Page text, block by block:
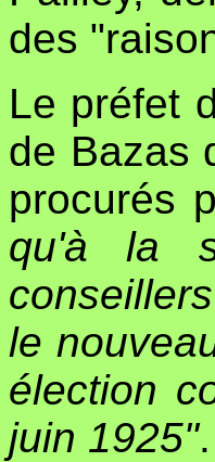
des
Le préfet
de Bazas
procurés
qu'à la
le
élection
juin 1925".